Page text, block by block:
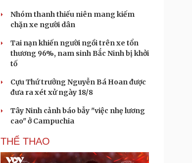
Nhóm thanh thiếu niên mang kiếm
chặn xe người dân
Tai nạn khiến người ngồi trên xe tổn
thương 96%, nam sinh Bắc Ninh bị khởi
tố
Cựu Thứ trưởng Nguyễn Bá Hoan được
đưa ra xét xử ngày 18/8
Tây Ninh cảnh báo bẫy "việc nhẹ lương
cao" ở Campuchia
THỂ THAO